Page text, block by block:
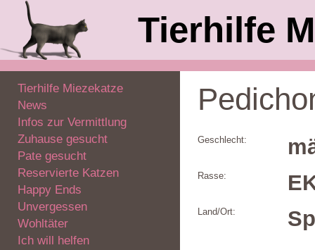
Tierhilfe
Tierhilfe Miezekatze
News
Infos zur Vermittlung
Zuhause gesucht
Pate gesucht
Reservierte Katzen
Happy Ends
Unvergessen
Wohltäter
Ich will helfen
Geschlecht:
Rasse:
Land/Ort: